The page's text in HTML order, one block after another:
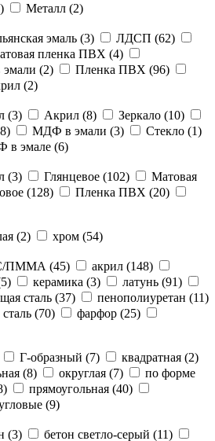
) Металл (2)
эмаль (3) ЛДСП (62)
пленка ПВХ (4)
(2) Пленка ПВХ (96)
(2)
(3) Акрил (8) Зеркало (10)
) МДФ в эмали (3) Стекло (1)
в эмале (6)
(3) Глянцевое (102)
Матовая
(128) Пленка ПВХ (20)
(2) хром (54)
ПММА (45) акрил (148)
5) керамика (3) латунь (91)
сталь (37) пенополиуретан (11)
сталь (70) фарфор (25)
Г-образный (7) квадратная (2)
(8) округлая (7)
по форме
) прямоугольная (40)
(9)
(3) бетон светло-серый (11)